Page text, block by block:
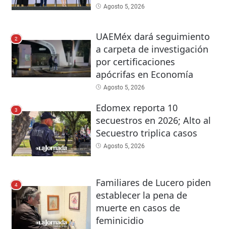
Agosto 5, 2026
2
UAEMéx dará seguimiento
a carpeta de investigación
por certificaciones
apócrifas en Economía
Agosto 5, 2026
3
Edomex reporta 10
secuestros en 2026; Alto al
Secuestro triplica casos
Agosto 5, 2026
4
Familiares de Lucero piden
establecer la pena de
muerte en casos de
feminicidio